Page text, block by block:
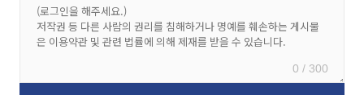
0 / 300